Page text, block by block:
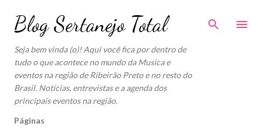
Pular para o conteúdo principal
Blog Sertanejo Total
Seja bem vinda (o)! Aqui você fica por dentro de
tudo o que acontece no mundo da Musica e
eventos na região de Ribeirão Preto e no resto do
Brasil. Notícias, entrevistas e a agenda dos
principais eventos na região.
Páginas